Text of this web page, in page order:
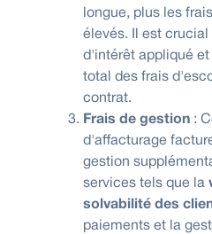
longue, plus les
élevés. Il est
d'intérêt appliqué
total des frais
contrat.
Frais de gestion :
d'affacturage
gestion
services tels que la
solvabilité des
paiements et la